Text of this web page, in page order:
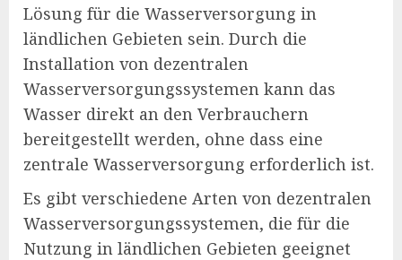
Lösung für die Wasserversorgung in
ländlichen Gebieten sein. Durch die
Installation von dezentralen
Wasserversorgungssystemen kann das
Wasser direkt an den Verbrauchern
bereitgestellt werden, ohne dass eine
zentrale Wasserversorgung erforderlich ist.
Es gibt verschiedene Arten von dezentralen
Wasserversorgungssystemen, die für die
Nutzung in ländlichen Gebieten geeignet